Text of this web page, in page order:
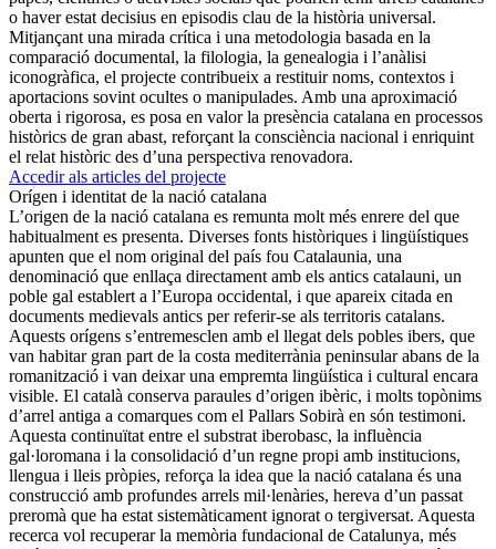
o haver estat decisius en episodis clau de la història universal.
Mitjançant una mirada crítica i una metodologia basada en la
comparació documental, la filologia, la genealogia i l’anàlisi
iconogràfica, el projecte contribueix a restituir noms, contextos i
aportacions sovint ocultes o manipulades. Amb una aproximació
oberta i rigorosa, es posa en valor la presència catalana en processos
històrics de gran abast, reforçant la consciència nacional i enriquint
el relat històric des d’una perspectiva renovadora.
Accedir als articles del projecte
Orígen i identitat de la nació catalana
L’origen de la nació catalana es remunta molt més enrere del que
habitualment es presenta. Diverses fonts històriques i lingüístiques
apunten que el nom original del país fou Catalaunia, una
denominació que enllaça directament amb els antics catalauni, un
poble gal establert a l’Europa occidental, i que apareix citada en
documents medievals antics per referir-se als territoris catalans.
Aquests orígens s’entremesclen amb el llegat dels pobles ibers, que
van habitar gran part de la costa mediterrània peninsular abans de la
romanització i van deixar una empremta lingüística i cultural encara
visible. El català conserva paraules d’origen ibèric, i molts topònims
d’arrel antiga a comarques com el Pallars Sobirà en són testimoni.
Aquesta continuïtat entre el substrat iberobasc, la influència
gal·loromana i la consolidació d’un regne propi amb institucions,
llengua i lleis pròpies, reforça la idea que la nació catalana és una
construcció amb profundes arrels mil·lenàries, hereva d’un passat
preromà que ha estat sistemàticament ignorat o tergiversat. Aquesta
recerca vol recuperar la memòria fundacional de Catalunya, més